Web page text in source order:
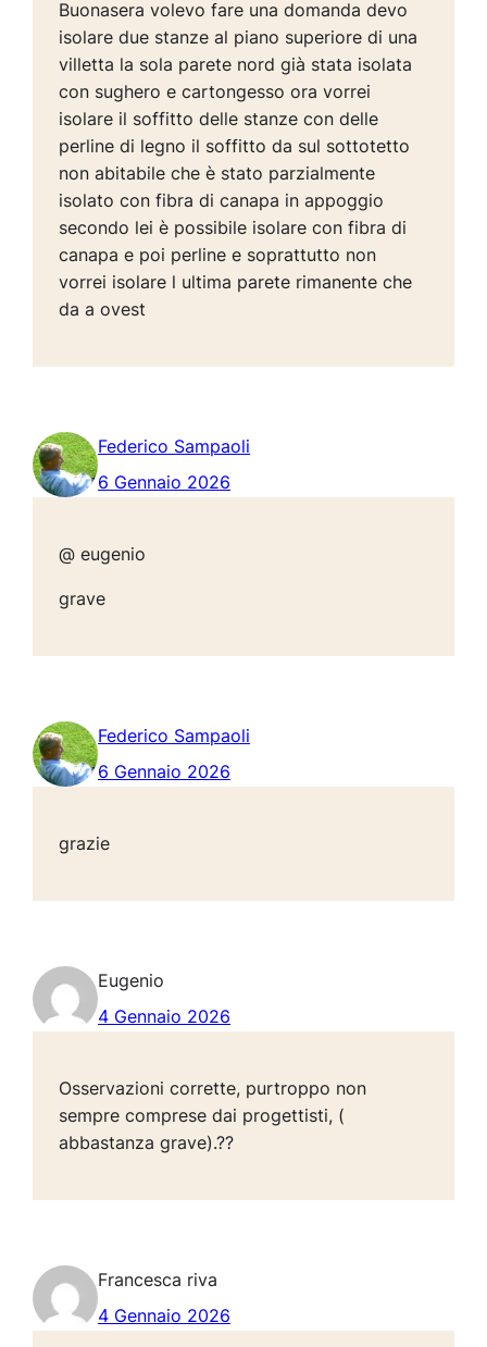
Buonasera volevo fare una domanda devo
isolare due stanze al piano superiore di una
villetta la sola parete nord già stata isolata
con sughero e cartongesso ora vorrei
isolare il soffitto delle stanze con delle
perline di legno il soffitto da sul sottotetto
non abitabile che è stato parzialmente
isolato con fibra di canapa in appoggio
secondo lei è possibile isolare con fibra di
canapa e poi perline e soprattutto non
vorrei isolare l ultima parete rimanente che
da a ovest
Federico Sampaoli
6 Gennaio 2026
@ eugenio
grave
Federico Sampaoli
6 Gennaio 2026
grazie
Eugenio
4 Gennaio 2026
Osservazioni corrette, purtroppo non
sempre comprese dai progettisti, (
abbastanza grave).??
Francesca riva
4 Gennaio 2026